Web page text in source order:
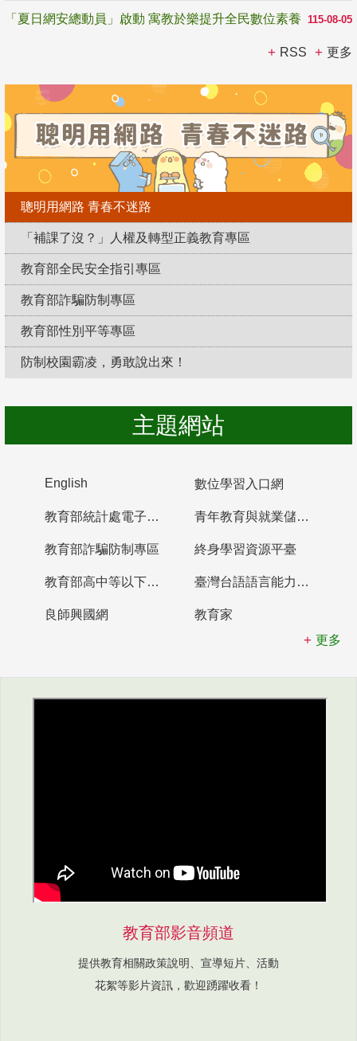
115-08-05
「夏日網安總動員」啟動 寓教於樂提升全民數位素養
RSS 更多
聰明用網路 青春不迷路
「補課了沒？」人權及轉型正義教育專區
教育部全民安全指引專區
教育部詐騙防制專區
教育部性別平等專區
防制校園霸凌，勇敢說出來！
主題網站
English 數位學習入口網
教育部統計處電子書櫃 青年教育與就業儲蓄帳戶
教育部詐騙防制專區 終身學習資源平臺
教育部高中等以下學校及幼兒園教師資格檢定考試 臺灣台語語言能力認證網站
良師興國網
教育家
更多
教育部影音頻道
提供教育相關政策說明、宣導短片、活動
花絮等影片資訊，歡迎踴躍收看！